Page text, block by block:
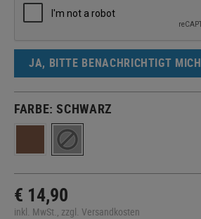
JA, BITTE BENACHRICHTIGT MICH
FARBE:SCHWARZ
€ 14,90
inkl. MwSt., zzgl. Versandkosten